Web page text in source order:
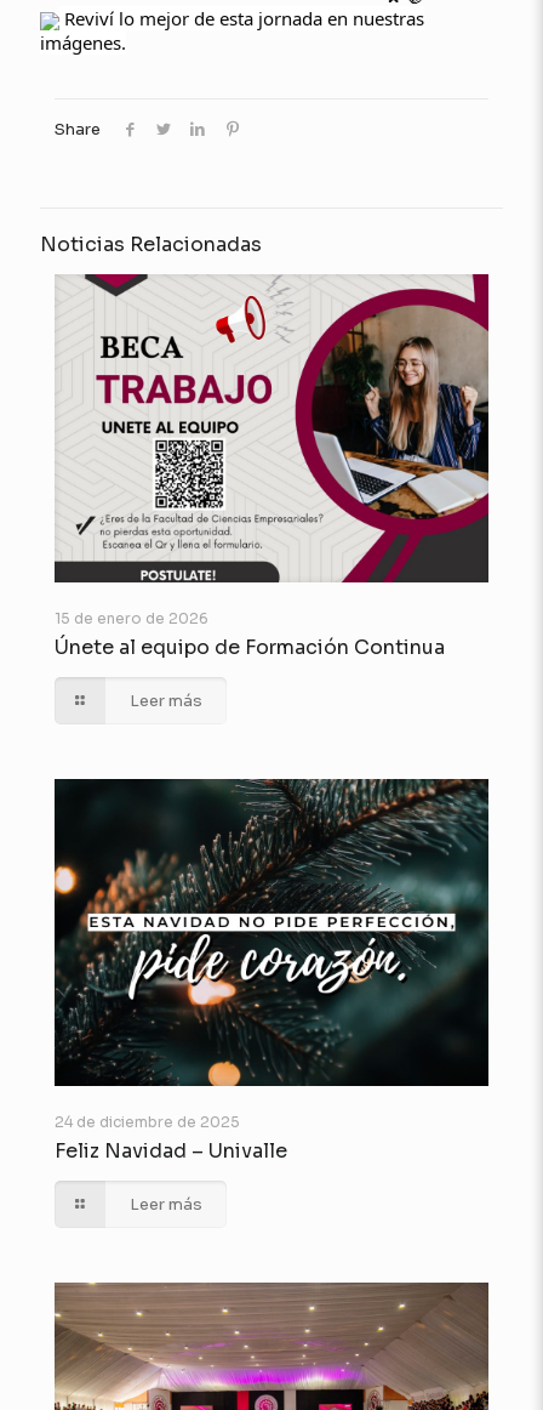
Reviví lo mejor de esta jornada en nuestras
imágenes.
Share
Noticias Relacionadas
15 de enero de 2026
Únete al equipo de Formación Continua
Leer más
24 de diciembre de 2025
Feliz Navidad – Univalle
Leer más